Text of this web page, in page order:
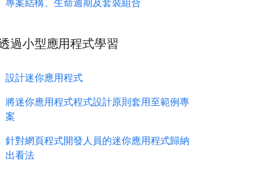
專案結構、生命週期及套裝組合
過小型應用程式學習
設計迷你應用程式
將迷你應用程式程式設計原則套用至範例專
案
針對網頁程式開發人員的迷你應用程式歸納
出看法